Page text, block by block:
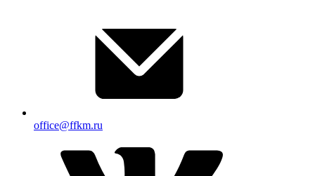
office@ffkm.ru